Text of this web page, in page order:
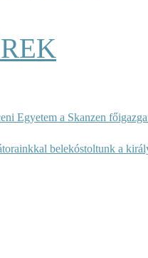
Egyetem a Skanzen
belekóstoltunk a